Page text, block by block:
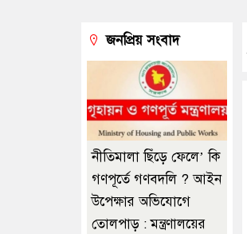
জনপ্রিয় সংবাদ
নীতিমালা ছিঁড়ে ফেলে’ কি
গণপূর্তে গণবদলি ? আইন
উপেক্ষার অভিযোগে
তোলপাড় : মন্ত্রণালয়ের